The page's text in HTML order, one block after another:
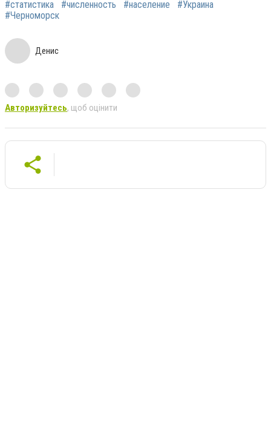
#статистика #численность #население
#Украина
#Черноморск
Денис
Авторизуйтесь, щоб оцінити